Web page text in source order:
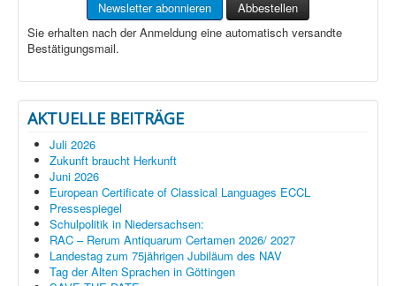
Sie erhalten nach der Anmeldung eine automatisch versandte
Bestätigungsmail.
AKTUELLE BEITRÄGE
Juli 2026
Zukunft braucht Herkunft
Juni 2026
European Certificate of Classical Languages ECCL
Pressespiegel
Schulpolitik in Niedersachsen:
RAC – Rerum Antiquarum Certamen 2026/ 2027
Landestag zum 75jährigen Jubiläum des NAV
Tag der Alten Sprachen in Göttingen